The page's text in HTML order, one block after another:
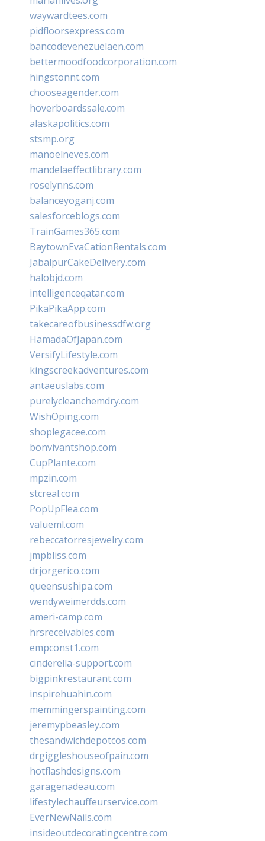
waywardtees.com
pidfloorsexpress.com
bancodevenezuelaen.com
bettermoodfoodcorporation.com
hingstonnt.com
chooseagender.com
hoverboardssale.com
alaskapolitics.com
stsmp.org
manoelneves.com
mandelaeffectlibrary.com
roselynns.com
balanceyoganj.com
salesforceblogs.com
TrainGames365.com
BaytownEvaCationRentals.com
JabalpurCakeDelivery.com
halobjd.com
intelligenceqatar.com
PikaPikaApp.com
takecareofbusinessdfw.org
HamadaOfJapan.com
VersifyLifestyle.com
kingscreekadventures.com
antaeuslabs.com
purelycleanchemdry.com
WishOping.com
shoplegacee.com
bonvivantshop.com
CupPlante.com
mpzin.com
stcreal.com
PopUpFlea.com
valueml.com
rebeccatorresjewelry.com
jmpbliss.com
drjorgerico.com
queensushipa.com
wendyweimerdds.com
ameri-camp.com
hrsreceivables.com
empconst1.com
cinderella-support.com
bigpinkrestaurant.com
inspirehuahin.com
memmingerspainting.com
jeremypbeasley.com
thesandwichdepotcos.com
drgiggleshouseofpain.com
hotflashdesigns.com
garagenadeau.com
lifestylechauffeurservice.com
EverNewNails.com
insideoutdecoratingcentre.com